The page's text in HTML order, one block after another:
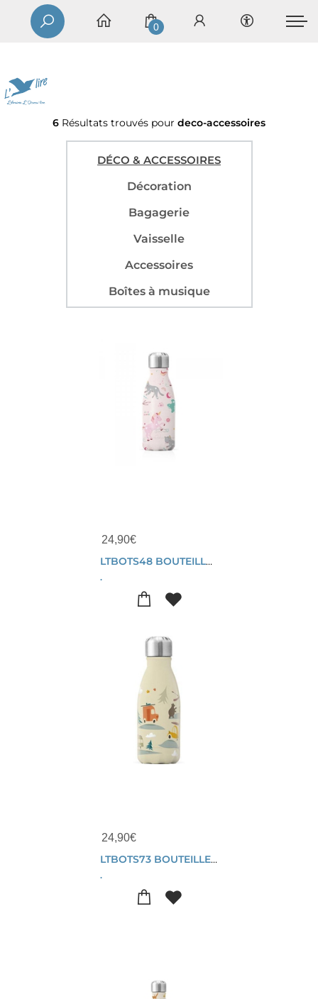
0
6 Résultats trouvés pour deco-accessoires
DÉCO & ACCESSOIRES
Décoration
Bagagerie
Vaisselle
Accessoires
Boîtes à musique
24,90€
LTBOTS48 BOUTEILLE METAL 260 ML LICORNE
.
24,90€
LTBOTS73 BOUTEILLE METAL 260 ML RANDONNEE
.